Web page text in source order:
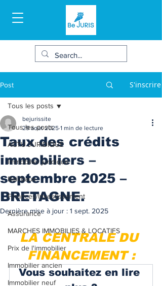
Post S'inscrire
Tous les posts
ACTU JURIDIQUE
Immobilier juridique
Bail/baux
Finances/Investissement
Assurance
MARCHES IMMOBILIES & LOCATIFS
Prix de l'immobilier
Immobilier ancien
Immobilier neuf
Tous les posts
Taux des crédits
immobiliers –
septembre 2025 –
BRETAGNE.
bejurissite
29 août 2025 1 min de lecture
Dernière mise à jour : 1 sept. 2025
LA CENTRALE DU
FINANCEMENT :
Vous souhaitez en lire